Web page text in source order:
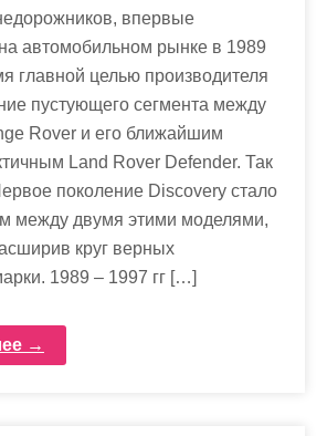
впервые
автомобильном рынке в 1989
главной целью производителя
пустующего сегмента между
Rover и его ближайшим
Land Rover Defender. Так
поколение Discovery стало
между двумя этими моделями,
круг верных
1989 – 1997 гг […]
→